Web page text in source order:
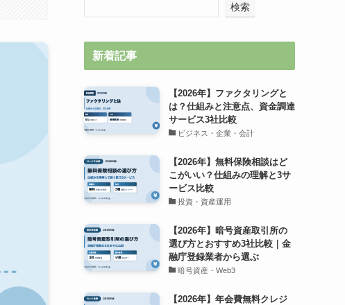
検索
新着記事
【2026年】ファクタリングと
は？仕組みと注意点、資金調達
サービス3社比較
ビジネス・企業・会計
【2026年】無料保険相談はど
こがいい？仕組みの理解と3サ
ービス比較
投資・資産運用
【2026年】暗号資産取引所の
選び方とおすすめ3社比較｜金
融庁登録業者から選ぶ
暗号資産・Web3
【2026年】年会費無料クレジ